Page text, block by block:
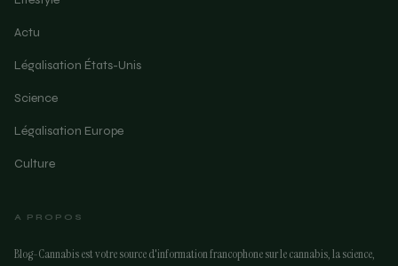
Actu
Légalisation États-Unis
Science
Légalisation Europe
Culture
A PROPOS
Blog-Cannabis est votre source d'information francophone sur le cannabis, la science,